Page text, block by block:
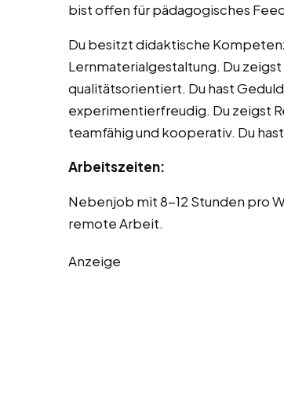
bist offen für pädagogisches
Du besitzt didaktische
Lernmaterialgestaltung. Du
qualitätsorientiert. Du hast
experimentierfreudig. Du zeigst
teamfähig und kooperativ. Du
Arbeitszeiten:
Nebenjob mit 8-12 Stunden pro
remote Arbeit.
Anzeige